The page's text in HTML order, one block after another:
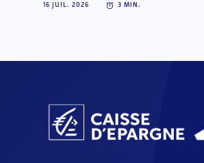
16 JUIL. 2026 3 MIN.